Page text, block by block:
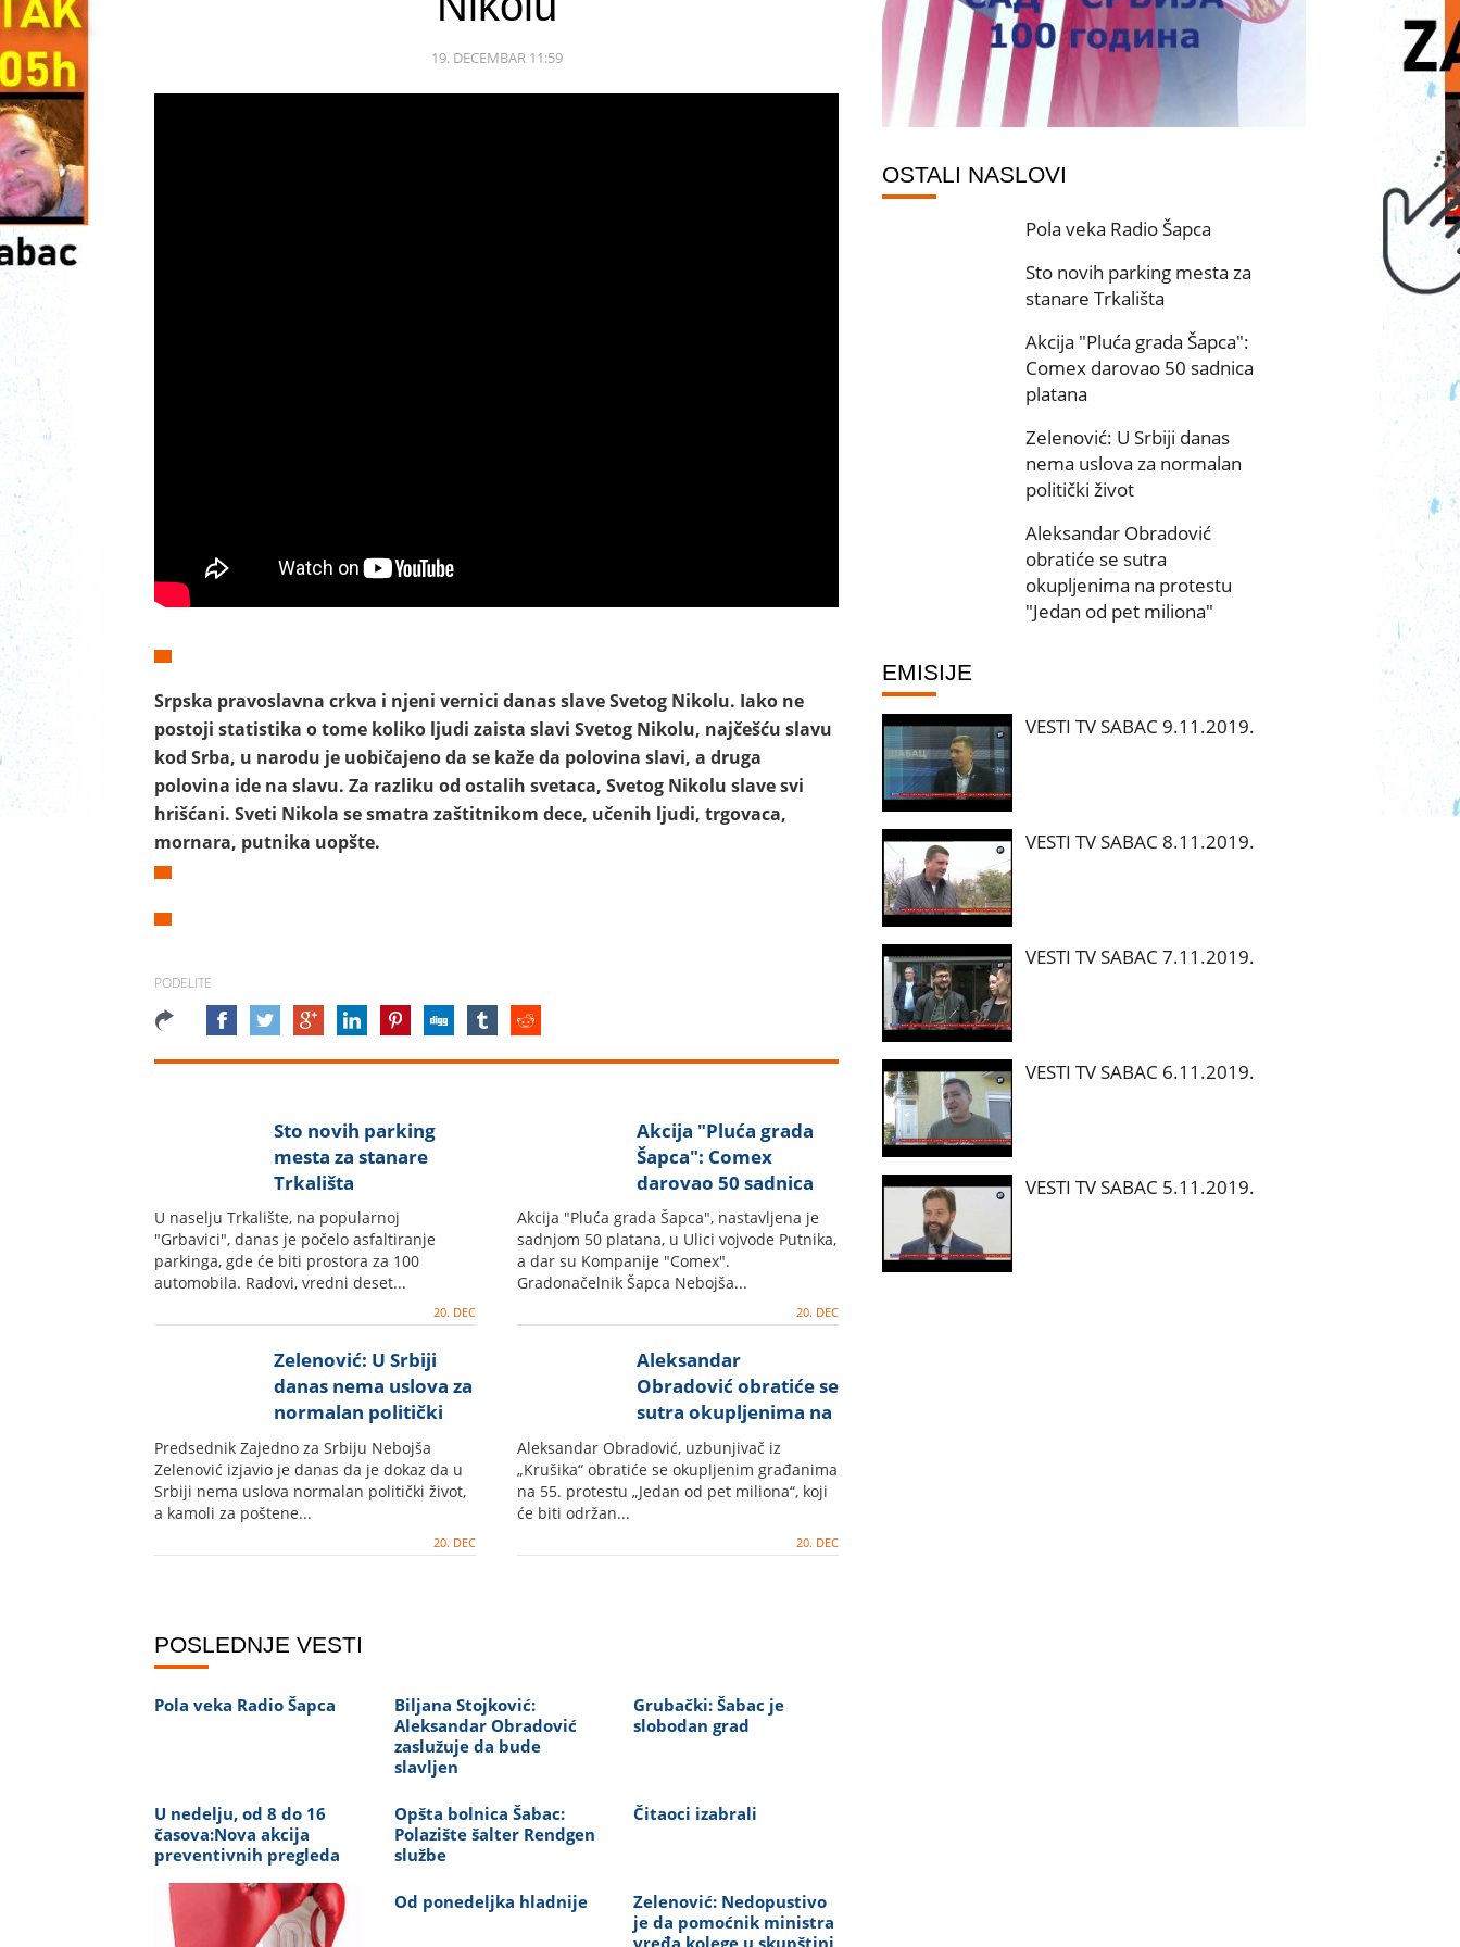
19. DECEMBAR 11:59
Srpska pravoslavna crkva i njeni vernici danas slave Svetog Nikolu. Iako ne
postoji statistika o tome koliko ljudi zaista slavi Svetog Nikolu, najčešću slavu
kod Srba, u narodu je uobičajeno da se kaže da polovina slavi, a druga
polovina ide na slavu. Za razliku od ostalih svetaca, Svetog Nikolu slave svi
hrišćani. Sveti Nikola se smatra zaštitnikom dece, učenih ljudi, trgovaca,
mornara, putnika uopšte.
PODELITE
Sto novih parking
mesta za stanare
Trkališta
U naselju Trkalište, na popularnoj
"Grbavici", danas je počelo asfaltiranje
parkinga, gde će biti prostora za 100
automobila. Radovi, vredni deset...
20. DEC
Akcija "Pluća grada
Šapca": Comex
darovao 50 sadnica
platana
Akcija "Pluća grada Šapca", nastavljena je
sadnjom 50 platana, u Ulici vojvode Putnika,
a dar su Kompanije "Comex".
Gradonačelnik Šapca Nebojša...
20. DEC
Zelenović: U Srbiji
danas nema uslova za
normalan politički
život
Predsednik Zajedno za Srbiju Nebojša
Zelenović izjavio je danas da je dokaz da u
Srbiji nema uslova normalan politički život,
a kamoli za poštene...
20. DEC
Aleksandar
Obradović obratiće se
sutra okupljenima na
protestu "Jedan od
pet miliona"
Aleksandar Obradović, uzbunjivač iz
„Krušika“ obratiće se okupljenim građanima
na 55. protestu „Jedan od pet miliona“, koji
će biti održan...
20. DEC
POSLEDNJE VESTI
Pola veka Radio Šapca
Biljana Stojković:
Aleksandar Obradović
zaslužuje da bude
slavljen
Grubački: Šabac je
slobodan grad
U nedelju, od 8 do 16
časova:Nova akcija
preventivnih pregleda
Opšta bolnica Šabac:
Polazište šalter Rendgen
službe
Čitaoci izabrali
Od ponedeljka hladnije
Zelenović: Nedopustivo
je da pomoćnik ministra
vređa kolege u skupštini
OSTALI NASLOVI
Pola veka Radio Šapca
Sto novih parking mesta za
stanare Trkališta
Akcija "Pluća grada Šapca":
Comex darovao 50 sadnica
platana
Zelenović: U Srbiji danas
nema uslova za normalan
politički život
Aleksandar Obradović
obratiće se sutra
okupljenima na protestu
"Jedan od pet miliona"
EMISIJE
VESTI TV SABAC 9.11.2019.
VESTI TV SABAC 8.11.2019.
VESTI TV SABAC 7.11.2019.
VESTI TV SABAC 6.11.2019.
VESTI TV SABAC 5.11.2019.